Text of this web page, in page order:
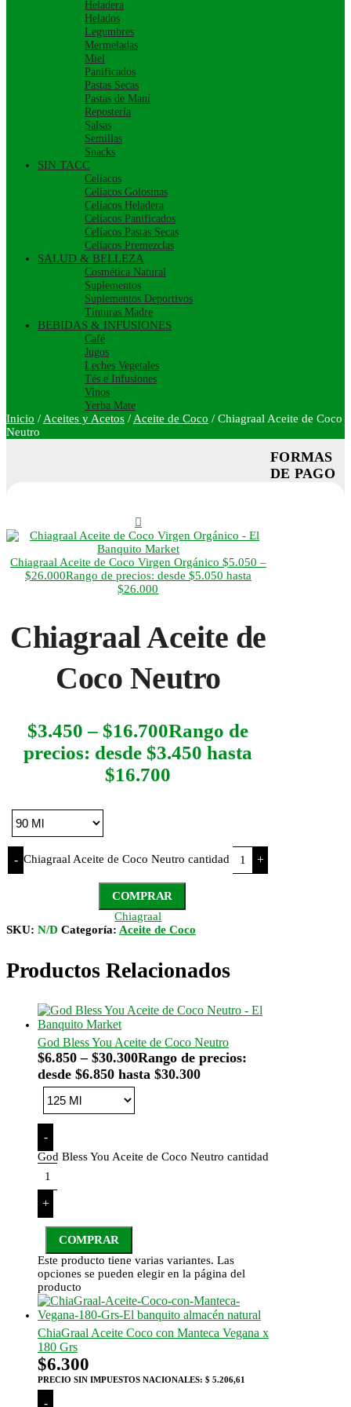
Heladera
Helados
Legumbres
Mermeladas
Miel
Panificados
Pastas Secas
Pastas de Maní
Repostería
Salsas
Semillas
Snacks
SIN TACC
Celíacos
Celíacos Golosinas
Celíacos Heladera
Celíacos Panificados
Celíacos Pastas Secas
Celíacos Premezclas
SALUD & BELLEZA
Cosmética Natural
Suplementos
Suplementos Deportivos
Tinturas Madre
BEBIDAS & INFUSIONES
Café
Jugos
Leches Vegetales
Tés e Infusiones
Vinos
Yerba Mate
Inicio / Aceites y Acetos / Aceite de Coco / Chiagraal Aceite de Coco
Neutro
Chiagraal Aceite de Coco Virgen Orgánico $5.050 –
$26.000Rango de precios: desde $5.050 hasta
$26.000
Chiagraal Aceite de
Coco Neutro
$3.450 – $16.700Rango de
precios: desde $3.450 hasta
$16.700
- Chiagraal Aceite de Coco Neutro cantidad +
COMPRAR
Chiagraal
SKU: N/D Categoría: Aceite de Coco
Productos Relacionados
God Bless You Aceite de Coco Neutro
$6.850 – $30.300Rango de precios:
desde $6.850 hasta $30.300
-
God Bless You Aceite de Coco Neutro cantidad
+
COMPRAR
Este producto tiene varias variantes. Las
opciones se pueden elegir en la página del
producto
ChiaGraal Aceite Coco con Manteca Vegana x
180 Grs
$6.300
PRECIO SIN IMPUESTOS NACIONALES: $ 5.206,61
-
FORMAS
DE PAGO